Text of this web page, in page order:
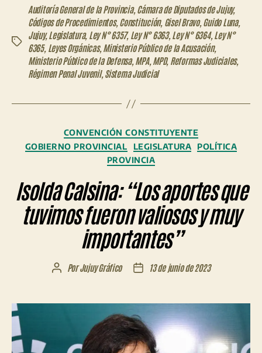
Etiquetas
Auditoría General de la Provincia, Cámara de Diputados de Jujuy,
Códigos de Procedimientos, Constitución, Gisel Bravo, Guido Luna,
Jujuy,Legislatura, Ley N° 6357, Ley N° 6363, Ley N° 6364, Ley N°
6365, Leyes Orgánicas, Ministerio Público de la Acusación,
Ministerio Público de la Defensa, MPA, MPD, Reformas Judiciales,
Régimen Penal Juvenil, Sistema Judicial
Categorías
CONVENCIÓN CONSTITUYENTE
GOBIERNO PROVINCIAL
LEGISLATURA
POLÍTICA
PROVINCIA
Isolda Calsina: “Los aportes que
tuvimos fueron valiosos y muy
importantes”
Autor
entrada
PorJujuy Gráfico
Fecha
entrada
13 de junio de 2023